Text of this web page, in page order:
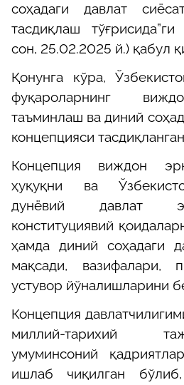
соҳадаги давлат
тасдиқлаш
сон, 25.02.2025 й.) қабул
Қонунга кўра,
фуқароларнинг
таъминлаш ва диний
концепцияси
Концепция виждон
ҳуқуқни ва
дунёвий давлат
конституциявий
ҳамда диний соҳадаги
мақсади, вазифалари,
устувор йўналишларини
Концепция
миллий-тарихий
умуминсоний
ишлаб чиқилган